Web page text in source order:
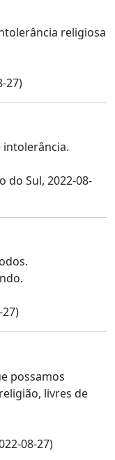
religiosa
27)
do Sul, 2022-08-
27)
possamos
livres de
08-27)